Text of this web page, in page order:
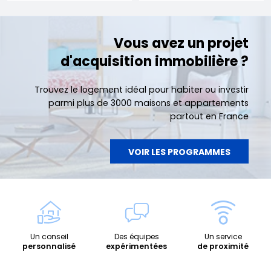
Vous avez un projet
d'acquisition immobilière ?
Trouvez le logement idéal pour habiter ou investir
parmi plus de 3000 maisons et appartements
partout en France
VOIR LES PROGRAMMES
Un conseil
personnalisé
Des équipes
expérimentées
Un service
de proximité